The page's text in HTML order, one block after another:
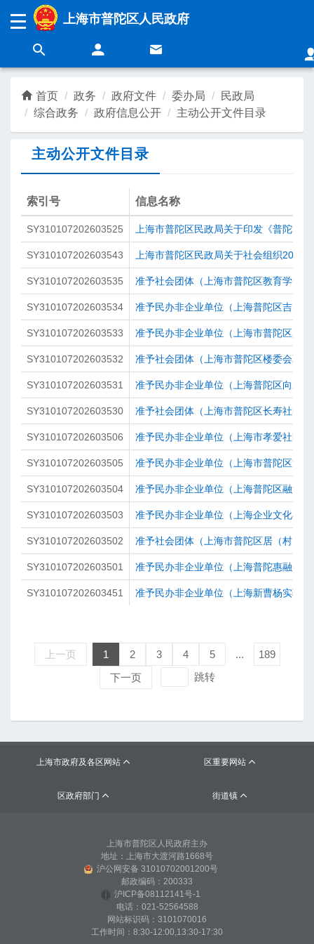
无障碍操作说明
上海城市精神：
民生 互动
上海市普陀区人民政府
首页 政务 政府文件 委办局
民政局
综合政务
政府信息公开 主动公开文件目录
主动公开文件目录
索引号 信息名称
SY310107202603525 上海市普陀区民政局关于印发《普陀区
SY310107202603543 上海市普陀区民政局关于社会组织2025
SY310107202603535 准予社会团体（上海市普陀区教育学会
SY310107202603534 准予民办非企业单位（上海普陀区吉的
SY310107202603533 准予民办非企业单位（上海市普陀区真
SY310107202603532 准予社会团体（上海市普陀区楼委会联
SY310107202603531 准予民办非企业单位（上海普陀区向未
SY310107202603530 准予社会团体（上海市普陀区长寿社区
SY310107202603506 准予民办非企业单位（上海市孝爱社区
SY310107202603505 准予民办非企业单位（上海市普陀区甘
SY310107202603504 准予民办非企业单位（上海普陀区融沃
SY310107202603503 准予民办非企业单位（上海企业文化与
SY310107202603502 准予社会团体（上海市普陀区居（村）
SY310107202603501 准予民办非企业单位（上海普陀惠融企
SY310107202603451 准予民办非企业单位（上海新曹杨实验
上一页 1 2 3 4 5 ...
189
下一页
跳转
上海市政府及各区网站  区重要网站 
区政府部门  街道镇 
上海市普陀区人民政府主办
地址：上海市大渡河路1668号
沪公网安备 31010702001200号
邮政编码：200333
沪ICP备08112141号-1
电话：021-52564588
网站标识码：3101070016
工作时间：8:30-12:00,13:30-17:30